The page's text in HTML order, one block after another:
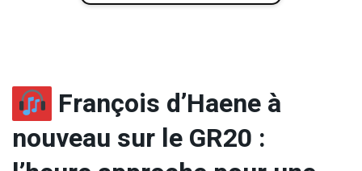
François d’Haene à
nouveau sur le GR20 :